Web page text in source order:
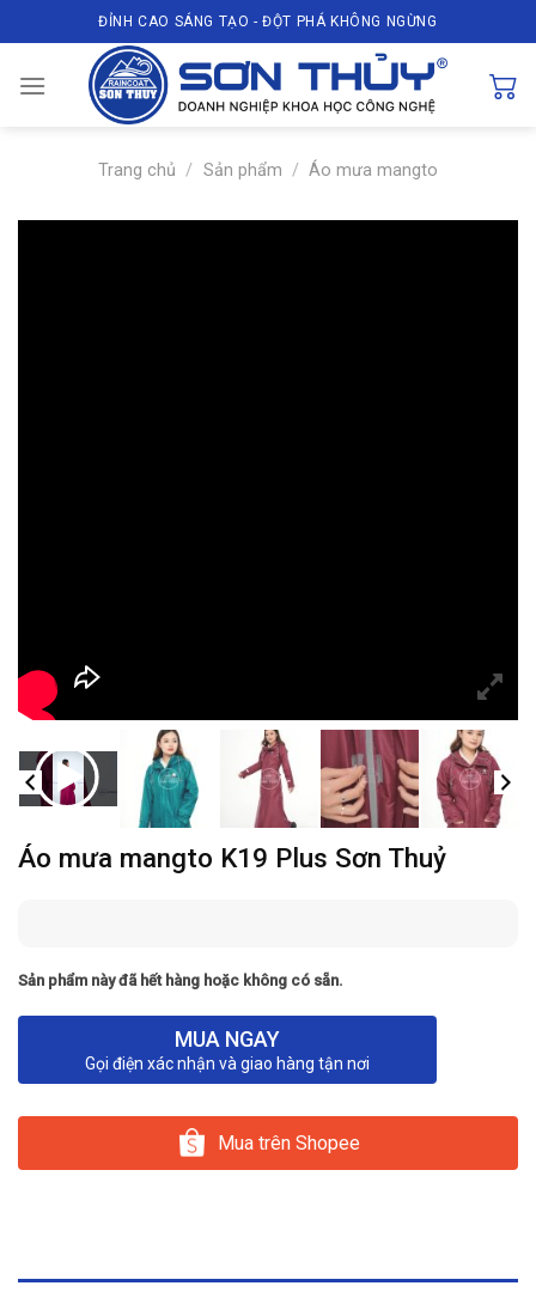
to
content
ĐỈNH CAO SÁNG TẠO - ĐỘT PHÁ KHÔNG NGỪNG
Trang chủ / Sản phẩm / Áo mưa mangto
Áo mưa mangto K19 Plus Sơn Thuỷ
Sản phẩm này đã hết hàng hoặc không có sẵn.
MUA NGAY
Gọi điện xác nhận và giao hàng tận nơi
Mua trên Shopee